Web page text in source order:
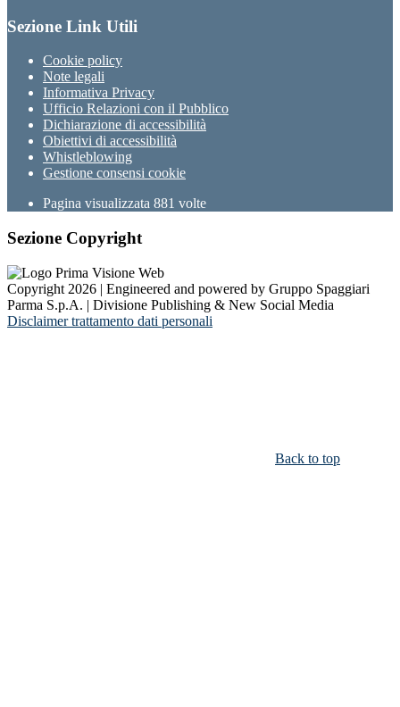
Sezione Link Utili
Cookie policy
Note legali
Informativa Privacy
Ufficio Relazioni con il Pubblico
Dichiarazione di accessibilità
Obiettivi di accessibilità
Whistleblowing
Gestione consensi cookie
Pagina visualizzata 881 volte
Sezione Copyright
Copyright 2026 | Engineered and powered by Gruppo Spaggiari
Parma S.p.A. | Divisione Publishing & New Social Media
Disclaimer trattamento dati personali
Back to top